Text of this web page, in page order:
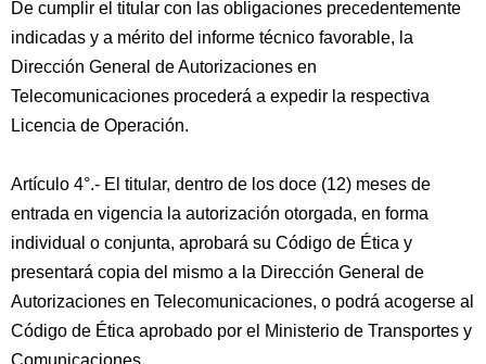
De cumplir el titular con las obligaciones precedentemente
indicadas y a mérito del informe técnico favorable, la
Dirección General de Autorizaciones en
Telecomunicaciones procederá a expedir la respectiva
Licencia de Operación.
Artículo 4°.- El titular, dentro de los doce (12) meses de
entrada en vigencia la autorización otorgada, en forma
individual o conjunta, aprobará su Código de Ética y
presentará copia del mismo a la Dirección General de
Autorizaciones en Telecomunicaciones, o podrá acogerse al
Código de Ética aprobado por el Ministerio de Transportes y
Comunicaciones.